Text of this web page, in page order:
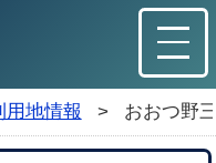
用地情報 > おおつ野